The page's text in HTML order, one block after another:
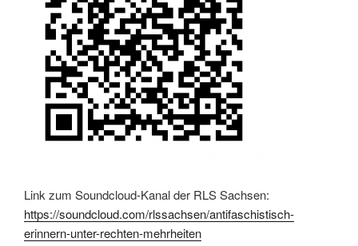
Link zum Soundcloud-Kanal der RLS Sachsen:
https://soundcloud.com/rlssachsen/antifaschistisch-
erinnern-unter-rechten-mehrheiten